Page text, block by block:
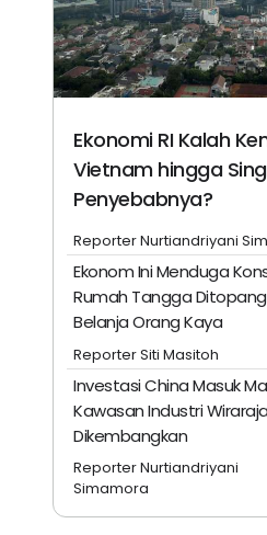
Ekonomi RI Kalah
Vietnam hingga
Penyebabnya?
Reporter Nurtiandriyani
Ekonom Ini Menduga
Rumah Tangga Ditopang
Belanja Orang Kaya
Reporter Siti Masitoh
Investasi China Masuk
Kawasan Industri
Dikembangkan
Reporter Nurtiandriyani
Simamora